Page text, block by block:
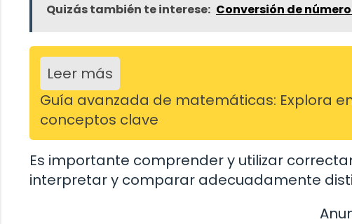
Quizás también te interese: Conversión de
Leer más
Guía avanzada de matemáticas: Explora
conceptos clave
Es importante comprender y utilizar
interpretar y comparar adecuadamente